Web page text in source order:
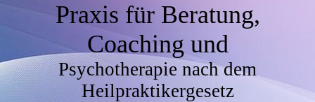
Praxis für Beratung,
Coaching und
Psychotherapie nach dem
Heilpraktikergesetz